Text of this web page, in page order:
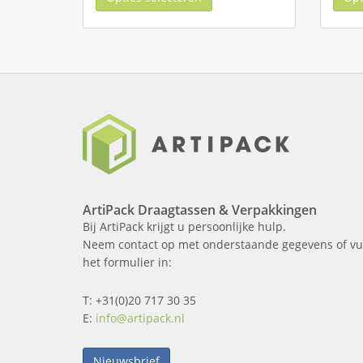
ArtiPack Draagtassen & Verpakkingen
Bij ArtiPack krijgt u persoonlijke hulp.
Neem contact op met onderstaande gegevens of
het formulier in:
T: +31(0)20 717 30 35
E: info@artipack.nl